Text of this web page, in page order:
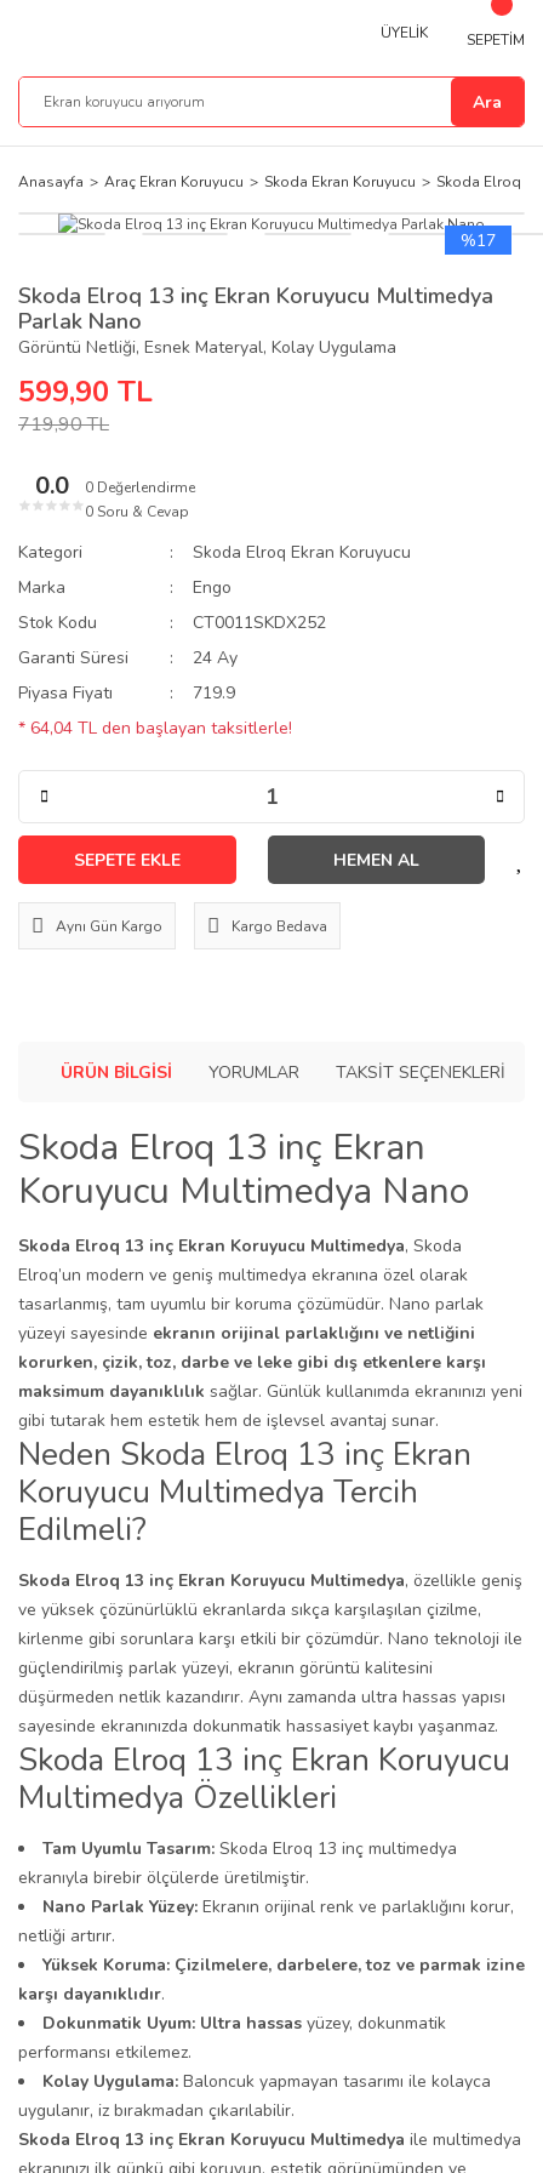
Ara
ÜYELİK SEPETİM
Anasayfa Araç Ekran Koruyucu Skoda Ekran Koruyucu Skoda Elroq
%17
Skoda Elroq 13 inç Ekran Koruyucu Multimedya
Parlak Nano
Görüntü Netliği, Esnek Materyal, Kolay Uygulama
599,90 TL
719,90 TL
0.0
★ ★ ★ ★ ★
0 Değerlendirme
0 Soru & Cevap
Kategori
Skoda Elroq Ekran Koruyucu
Marka
Engo
Stok Kodu
CT0011SKDX252
Garanti Süresi
24 Ay
Piyasa Fiyatı
719.9
* 64,04 TL den başlayan taksitlerle!
SEPETE EKLE HEMEN AL
Aynı Gün Kargo Kargo Bedava
ÜRÜN BILGISI YORUMLAR TAKSIT SEÇENEKLERI
Skoda Elroq 13 inç Ekran
Koruyucu Multimedya Nano
Skoda Elroq 13 inç Ekran Koruyucu Multimedya, Skoda
Elroq’un modern ve geniş multimedya ekranına özel olarak
tasarlanmış, tam uyumlu bir koruma çözümüdür. Nano parlak
yüzeyi sayesinde ekranın orijinal parlaklığını ve netliğini
korurken, çizik, toz, darbe ve leke gibi dış etkenlere karşı
maksimum dayanıklılık sağlar. Günlük kullanımda ekranınızı yeni
gibi tutarak hem estetik hem de işlevsel avantaj sunar.
Neden Skoda Elroq 13 inç Ekran
Koruyucu Multimedya Tercih
Edilmeli?
Skoda Elroq 13 inç Ekran Koruyucu Multimedya, özellikle geniş
ve yüksek çözünürlüklü ekranlarda sıkça karşılaşılan çizilme,
kirlenme gibi sorunlara karşı etkili bir çözümdür. Nano teknoloji ile
güçlendirilmiş parlak yüzeyi, ekranın görüntü kalitesini
düşürmeden netlik kazandırır. Aynı zamanda ultra hassas yapısı
sayesinde ekranınızda dokunmatik hassasiyet kaybı yaşanmaz.
Skoda Elroq 13 inç Ekran Koruyucu
Multimedya Özellikleri
Tam Uyumlu Tasarım: Skoda Elroq 13 inç multimedya
ekranıyla birebir ölçülerde üretilmiştir.
Nano Parlak Yüzey: Ekranın orijinal renk ve parlaklığını korur,
netliği artırır.
Yüksek Koruma: Çizilmelere, darbelere, toz ve parmak izine
karşı dayanıklıdır.
Dokunmatik Uyum: Ultra hassas yüzey, dokunmatik
performansı etkilemez.
Kolay Uygulama: Baloncuk yapmayan tasarımı ile kolayca
uygulanır, iz bırakmadan çıkarılabilir.
Skoda Elroq 13 inç Ekran Koruyucu Multimedya ile multimedya